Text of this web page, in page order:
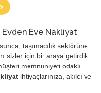
Eve Nakliyat
taşımacılık sektörüne
sizler için bir araya getirdik.
memnuniyeti odaklı
ihtiyaçlarınıza, akılcı ve